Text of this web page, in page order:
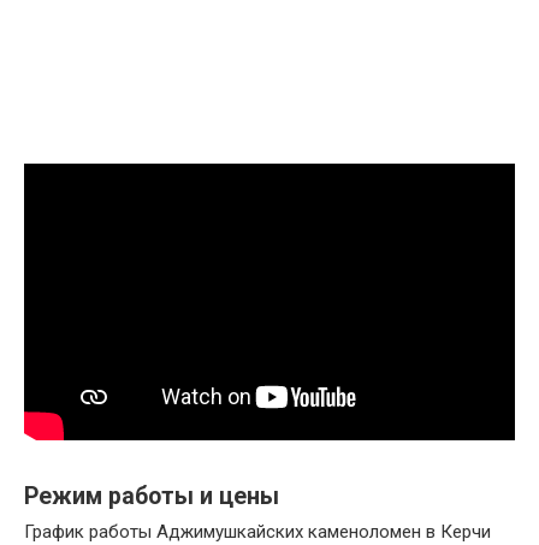
Режим работы и цены
График работы Аджимушкайских каменоломен в Керчи